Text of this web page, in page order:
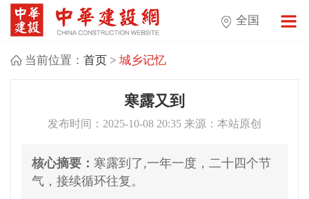
全国
当前位置： 首页> 城乡记忆
寒露又到
发布时间：2025-10-08 20:35 来源：本站原创
核心摘要： 寒露到了,一年一度，二十四个节
气，接续循环往复。